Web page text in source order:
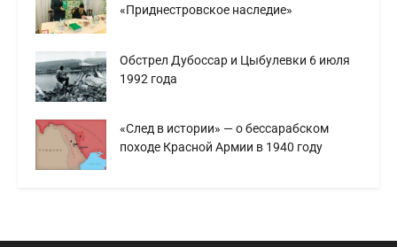
«Приднестровское наследие»
Обстрел Дубоссар и Цыбулевки 6 июля
1992 года
«След в истории» — о бессарабском
походе Красной Армии в 1940 году